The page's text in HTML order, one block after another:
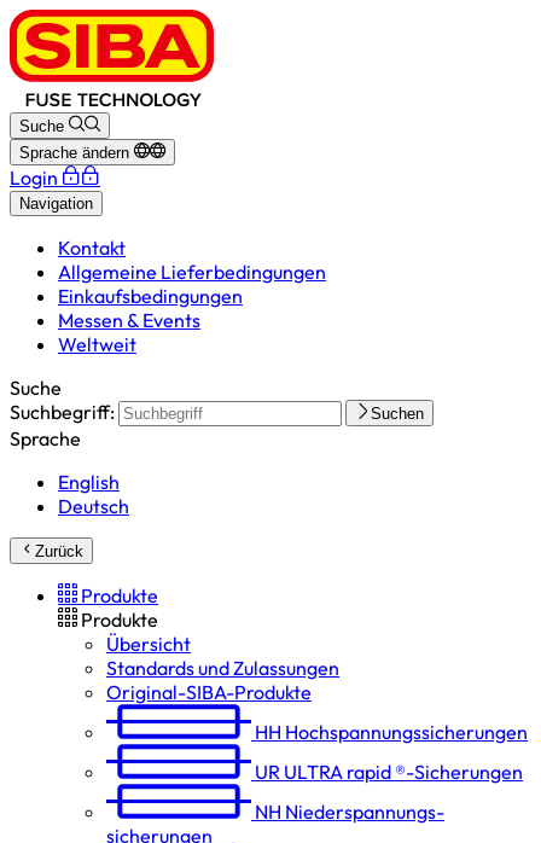
Suche
Sprache ändern
Login
Navigation
Kontakt
Allgemeine Lieferbedingungen
Einkaufsbedingungen
Messen & Events
Weltweit
Suche
Suchbegriff:
Suchen
Sprache
English
Deutsch
Zurück
Produkte
Produkte
Übersicht
Standards und Zulassungen
Original-SIBA-Produkte
HH Hochspannungs­sicherungen
UR ULTRA rapid ®-Sicherungen
NH Niederspannungs­
sicherungen